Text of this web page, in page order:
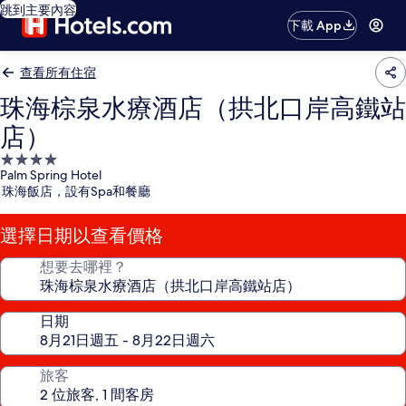
跳到主要內容
下載 App
查看所有住宿
珠海棕泉水療酒店（拱北口岸高鐵站
店）
4.0
星
級
住
宿
Palm Spring Hotel
珠海飯店，設有Spa和餐廳
選擇日期以查看價格
想要去哪裡？
日期
旅客